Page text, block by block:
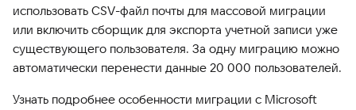
использовать CSV-файл почты для массовой миграции
или включить сборщик для экспорта учетной записи уже
существующего пользователя. За одну миграцию можно
автоматически перенести данные 20 000 пользователей.
Узнать подробнее особенности миграции с Microsoft